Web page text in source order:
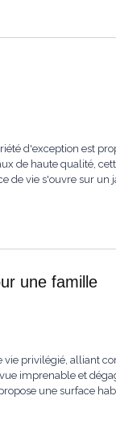
d'exception est
de haute qualité,
de vie s'ouvre sur un
une famille
privilégié, alliant
imprenable et
une surface